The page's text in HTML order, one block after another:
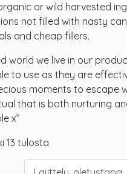
or wild harvested
not filled with nasty
and cheap fillers.
world we live in our
to use as they are
moments to escape
that is both nurturing
x”
13 tulosta